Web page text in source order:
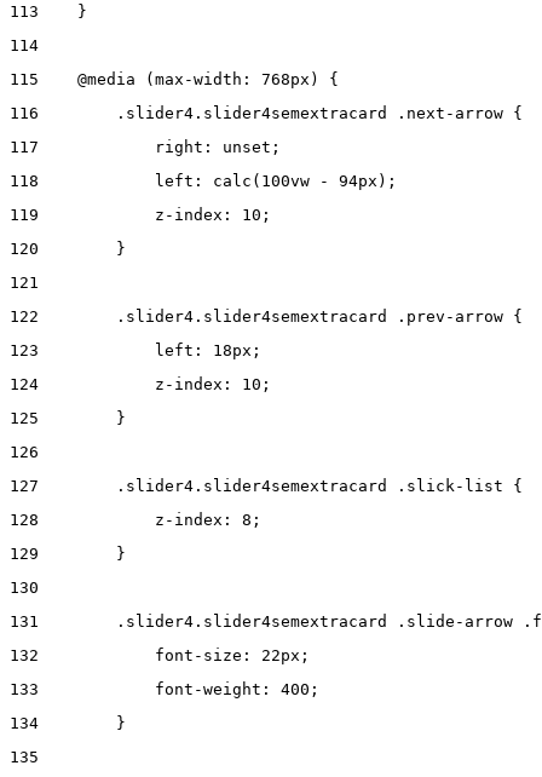
113
    }
114
115
    @media (max-width: 768px) {
116
        .slider4.slider4semextracard .next-arrow {
117
            right: unset;
118
            left: calc(100vw - 94px);
119
            z-index: 10;
120
        }
121
122
        .slider4.slider4semextracard .prev-arrow {
123
            left: 18px;
124
            z-index: 10;
125
        }
126
127
        .slider4.slider4semextracard .slick-list {
128
            z-index: 8;
129
        }
130
131
.slider4.slider4semextracard .slide-arrow
132
            font-size: 22px;
133
            font-weight: 400;
134
        }
135